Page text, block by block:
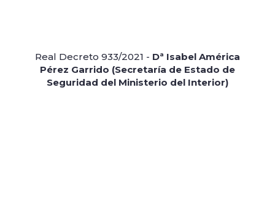
Real Decreto 933/2021 - Dª Isabel América
Pérez Garrido (Secretaría de Estado de
Seguridad del Ministerio del Interior)